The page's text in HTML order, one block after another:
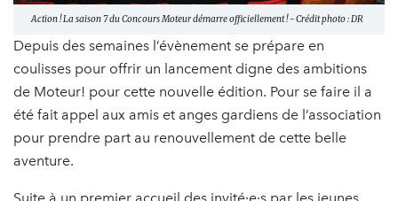
Action ! La saison 7 du Concours Moteur démarre officiellement ! - Crédit photo : DR
Depuis des semaines l’évènement se prépare en
coulisses pour offrir un lancement digne des ambitions
de Moteur! pour cette nouvelle édition. Pour se faire il a
été fait appel aux amis et anges gardiens de l’association
pour prendre part au renouvellement de cette belle
aventure.
Suite à un premier accueil des invité·e·s par les jeunes,